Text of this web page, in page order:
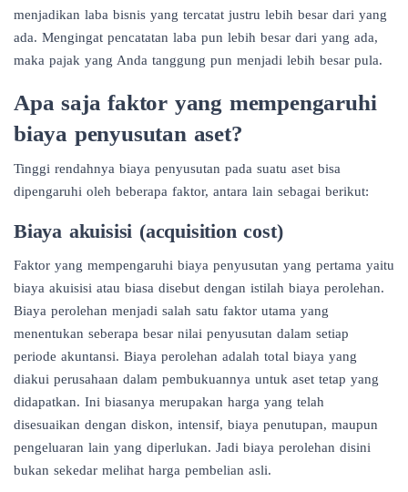
menjadikan laba bisnis yang tercatat justru lebih besar dari yang
ada. Mengingat pencatatan laba pun lebih besar dari yang ada,
maka pajak yang Anda tanggung pun menjadi lebih besar pula.
Apa saja faktor yang mempengaruhi
biaya penyusutan aset?
Tinggi rendahnya biaya penyusutan pada suatu aset bisa
dipengaruhi oleh beberapa faktor, antara lain sebagai berikut:
Biaya akuisisi (acquisition cost)
Faktor yang mempengaruhi biaya penyusutan yang pertama yaitu
biaya akuisisi atau biasa disebut dengan istilah biaya perolehan.
Biaya perolehan menjadi salah satu faktor utama yang
menentukan seberapa besar nilai penyusutan dalam setiap
periode akuntansi. Biaya perolehan adalah total biaya yang
diakui perusahaan dalam pembukuannya untuk aset tetap yang
didapatkan. Ini biasanya merupakan harga yang telah
disesuaikan dengan diskon, intensif, biaya penutupan, maupun
pengeluaran lain yang diperlukan. Jadi biaya perolehan disini
bukan sekedar melihat harga pembelian asli.